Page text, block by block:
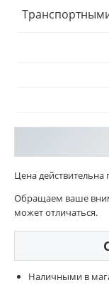
Цена действительна
Обращаем ваше
может отличаться.
Наличными в